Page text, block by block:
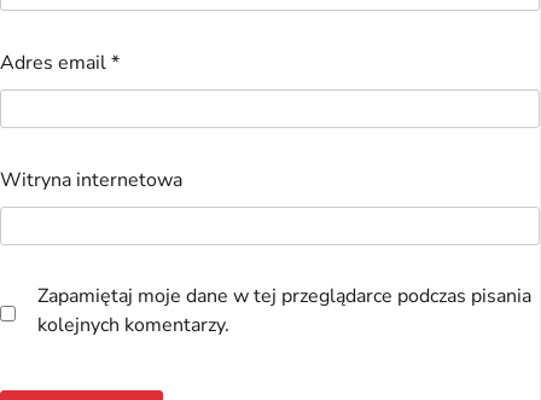
Adres email*
Witryna internetowa
Zapamiętaj moje dane w tej przeglądarce podczas pisania
kolejnych komentarzy.